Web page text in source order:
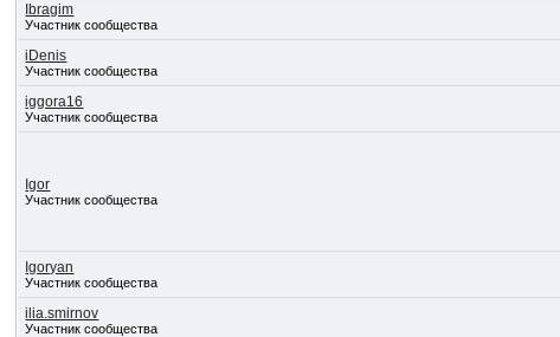
Ibragim
Участник сообщества
iDenis
Участник сообщества
iggora16
Участник сообщества
Igor
Участник сообщества
Igoryan
Участник сообщества
ilia.smirnov
Участник сообщества